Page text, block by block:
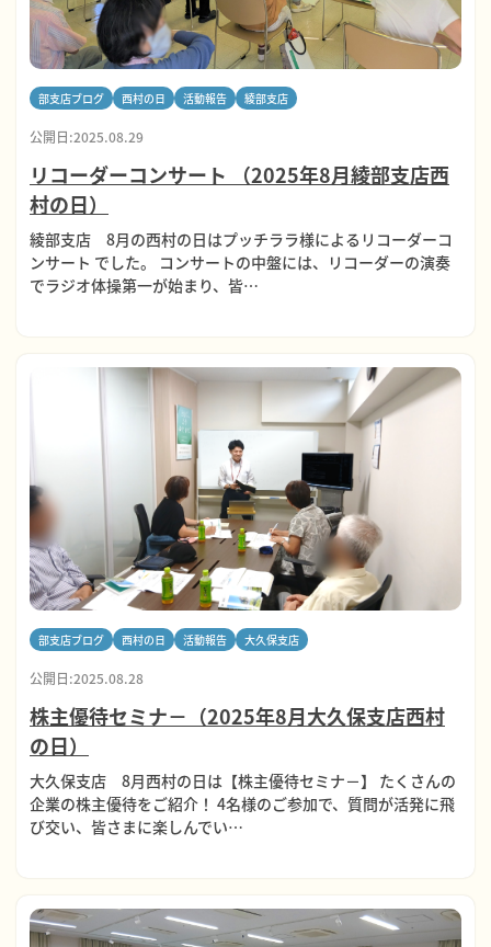
部支店ブログ 西村の日 活動報告 綾部支店
公開日:2025.08.29
リコーダーコンサート （2025年8月綾部支店西
村の日）
綾部支店 8月の西村の日はプッチララ様によるリコーダーコ
ンサート でした。 コンサートの中盤には、リコーダーの演奏
でラジオ体操第一が始まり、皆…
部支店ブログ 西村の日 活動報告 大久保支店
公開日:2025.08.28
株主優待セミナ－（2025年8月大久保支店西村
の日）
大久保支店 8月西村の日は【株主優待セミナ－】 たくさんの
企業の株主優待をご紹介！ 4名様のご参加で、質問が活発に飛
び交い、皆さまに楽しんでい…